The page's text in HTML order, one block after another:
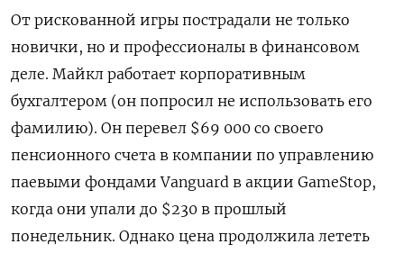
От рискованной игры пострадали не только
новички, но и профессионалы в финансовом
деле. Майкл работает корпоративным
бухгалтером (он попросил не использовать его
фамилию). Он перевел $69 000 со своего
пенсионного счета в компании по управлению
паевыми фондамиVanguard в акции GameStop,
когда они упали до $230 в прошлый
понедельник. Однако цена продолжила лететь